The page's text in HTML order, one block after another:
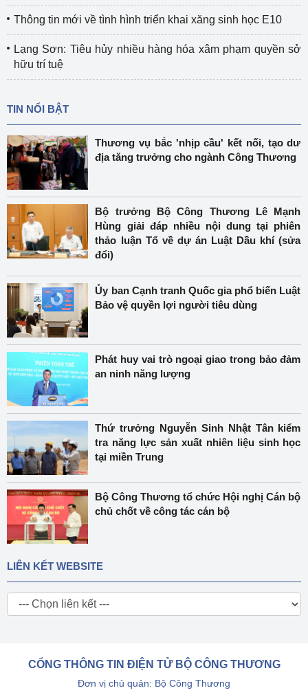
Thông tin mới về tình hình triển khai xăng sinh học E10
Lạng Sơn: Tiêu hủy nhiều hàng hóa xâm phạm quyền sở
hữu trí tuệ
TIN NỔI BẬT
Thương vụ bắc 'nhịp cầu' kết nối, tạo dư
địa tăng trưởng cho ngành Công Thương
Bộ trưởng Bộ Công Thương Lê Mạnh
Hùng giải đáp nhiều nội dung tại phiên
thảo luận Tổ về dự án Luật Dầu khí (sửa
đổi)
Ủy ban Cạnh tranh Quốc gia phổ biến Luật
Bảo vệ quyền lợi người tiêu dùng
Phát huy vai trò ngoại giao trong bảo đảm
an ninh năng lượng
Thứ trưởng Nguyễn Sinh Nhật Tân kiểm
tra năng lực sản xuất nhiên liệu sinh học
tại miền Trung
Bộ Công Thương tổ chức Hội nghị Cán bộ
chủ chốt về công tác cán bộ
LIÊN KẾT WEBSITE
CỔNG THÔNG TIN ĐIỆN TỬ BỘ CÔNG THƯƠNG
Đơn vị chủ quản: Bộ Công Thương